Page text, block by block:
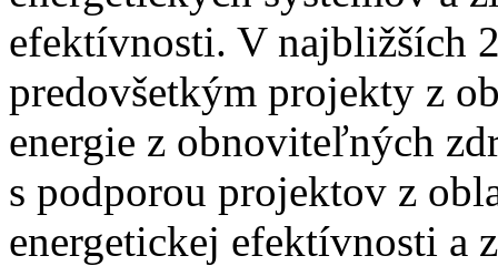
efektívnosti. V najbližších
predovšetkým projekty z
energie z obnoviteľných
s podporou projektov z
energetickej efektívnosti a